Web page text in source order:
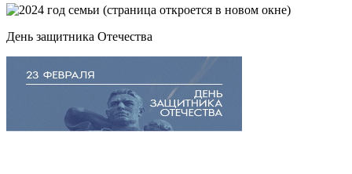
День защитника Отечества